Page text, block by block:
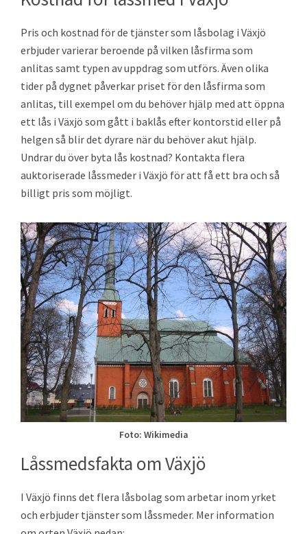
Pris och kostnad för de tjänster som låsbolag i Växjö
erbjuder varierar beroende på vilken låsfirma som
anlitas samt typen av uppdrag som utförs. Även olika
tider på dygnet påverkar priset för den låsfirma som
anlitas, till exempel om du behöver hjälp med att öppna
ett lås i Växjö som gått i baklås efter kontorstid eller på
helgen så blir det dyrare när du behöver akut hjälp.
Undrar du över byta lås kostnad? Kontakta flera
auktoriserade låssmeder i Växjö för att få ett bra och så
billigt pris som möjligt.
Foto: Wikimedia
Låssmedsfakta om Växjö
I Växjö finns det flera låsbolag som arbetar inom yrket
och erbjuder tjänster som låssmeder. Mer information